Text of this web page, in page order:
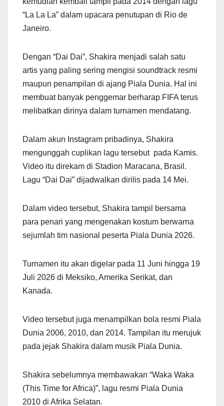
“La La La” dalam upacara penutupan di Rio de
Janeiro.
Dengan “Dai Dai”, Shakira menjadi salah satu
artis yang paling sering mengisi soundtrack resmi
maupun penampilan di ajang Piala Dunia. Hal ini
membuat banyak penggemar berharap FIFA terus
melibatkan dirinya dalam turnamen mendatang.
Dalam akun Instagram pribadinya, Shakira
mengunggah cuplikan lagu tersebut pada Kamis.
Video itu direkam di Stadion Maracana, Brasil.
Lagu “Dai Dai” dijadwalkan dirilis pada 14 Mei.
Dalam video tersebut, Shakira tampil bersama
para penari yang mengenakan kostum berwarna
sejumlah tim nasional peserta Piala Dunia 2026.
Turnamen itu akan digelar pada 11 Juni hingga 19
Juli 2026 di Meksiko, Amerika Serikat, dan
Kanada.
Video tersebut juga menampilkan bola resmi Piala
Dunia 2006, 2010, dan 2014. Tampilan itu merujuk
pada jejak Shakira dalam musik Piala Dunia.
Shakira sebelumnya membawakan “Waka Waka
(This Time for Africa)”, lagu resmi Piala Dunia
2010 di Afrika Selatan.